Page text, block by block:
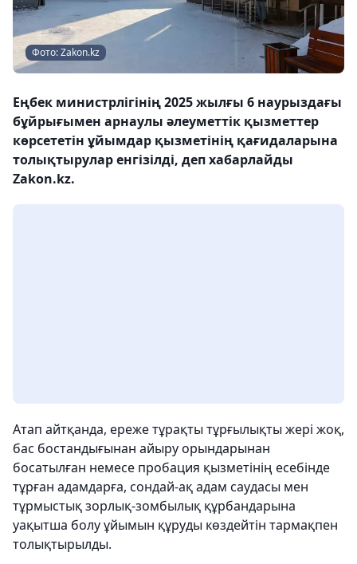
Фото: Zakon.kz
Еңбек министрлігінің 2025 жылғы 6 наурыздағы
бұйрығымен арнаулы әлеуметтік қызметтер
көрсететін ұйымдар қызметінің қағидаларына
толықтырулар енгізілді, деп хабарлайды
Zakon.kz.
Атап айтқанда, ереже тұрақты тұрғылықты жері жоқ,
бас бостандығынан айыру орындарынан
босатылған немесе пробация қызметінің есебінде
тұрған адамдарға, сондай-ақ адам саудасы мен
тұрмыстық зорлық-зомбылық құрбандарына
уақытша болу ұйымын құруды көздейтін тармақпен
толықтырылды.